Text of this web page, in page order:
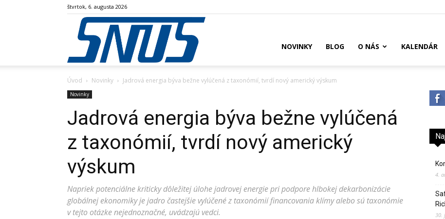
štvrtok, 6. augusta 2026
NOVINKY BLOG O NÁS KALENDÁR
Úvod Novinky Jadrová energia býva bežne vylúčená z taxonómií, tvrdí nový americký výskum
Novinky
Jadrová energia býva bežne vylúčená
z taxonómií, tvrdí nový americký
výskum
Napriek potenciálne kriticky dôležitej úlohe jadrovej energie pri podpore hlbokej dekarbonizácie
globálnej ekonomiky je jadro častejšie vylúčené z taxonómií financovania klímy alebo sú taxonómie
v tejto otázke nejednoznačné, uvádzajú vedci.
4.
30.